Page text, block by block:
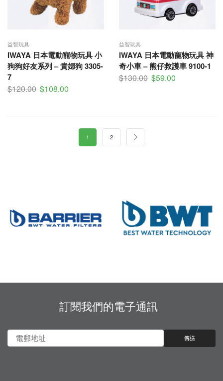
益智玩具
IWAYA 日本電動寵物玩具 小
狗狗好友系列 – 貴婦狗 3305-
7
$120.00 $108.00
益智玩具
IWAYA 日本電動寵物玩具 神
奇小車 – 熊仔救護車 9100-1
$130.00 $59.00
1 2
訂閱我們的電子通訊